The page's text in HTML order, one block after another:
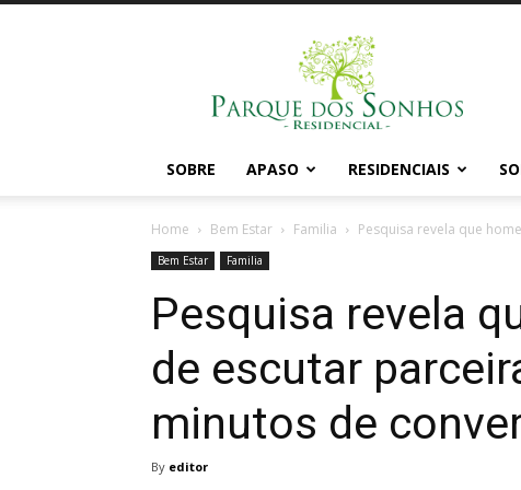
dos
Sonhos
SOBRE APASO RESIDENCIAIS
Home Bem Estar Familia Pesquisa revela que
Bem Estar Familia
Pesquisa revela
de escutar
minutos de
By editor